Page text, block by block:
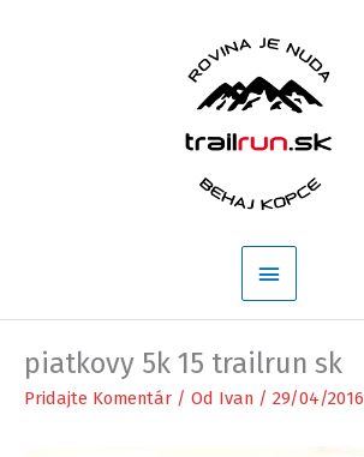
Hlavné
Menu
piatkovy 5k 15 trailrun sk
Pridajte Komentár / Od Ivan / 29/04/2016